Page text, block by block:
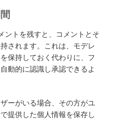
ントを残すと、コメントとそ
されます。これは、モデレ
保持しておく代わりに、フ
動的に認識し承認できるよ
ーがいる場合、その方がユ
提供した個人情報を保存し